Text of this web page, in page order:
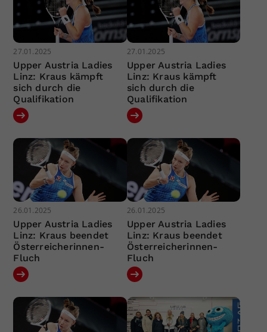
27.01.2025
Upper Austria Ladies
Linz: Kraus kämpft
sich durch die
Qualifikation
27.01.2025
Upper Austria Ladies
Linz: Kraus kämpft
sich durch die
Qualifikation
26.01.2025
Upper Austria Ladies
Linz: Kraus beendet
Österreicherinnen-
Fluch
26.01.2025
Upper Austria Ladies
Linz: Kraus beendet
Österreicherinnen-
Fluch